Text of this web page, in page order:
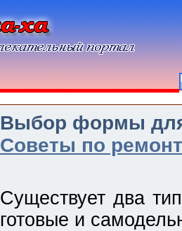
Выбор формы для
Советы по
Существует два
готовые и